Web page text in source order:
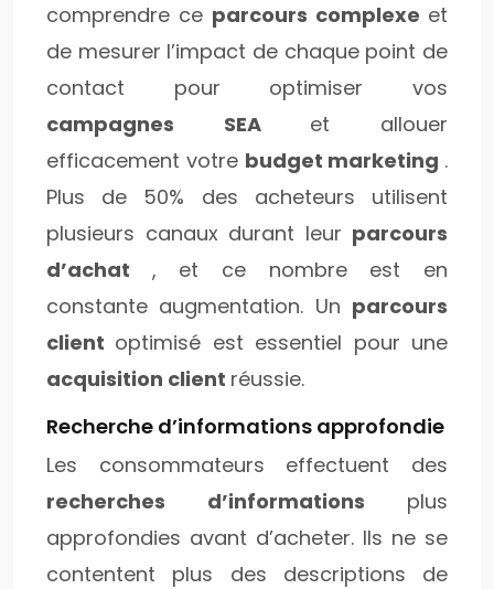
comprendre ce parcours complexe et
de mesurer l’impact de chaque point de
contact pour optimiser vos
campagnes SEA et allouer
efficacement votre budget marketing .
Plus de 50% des acheteurs utilisent
plusieurs canaux durant leur parcours
d’achat , et ce nombre est en
constante augmentation. Un parcours
client optimisé est essentiel pour une
acquisition client réussie.
Recherche d’informations approfondie
Les consommateurs effectuent des
recherches d’informations plus
approfondies avant d’acheter. Ils ne se
contentent plus des descriptions de